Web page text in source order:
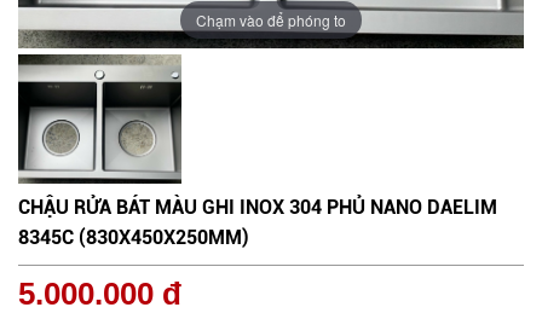
Chạm vào để phóng to
CHẬU RỬA BÁT MÀU GHI INOX 304 PHỦ NANO DAELIM
8345C (830X450X250MM)
5.000.000 đ